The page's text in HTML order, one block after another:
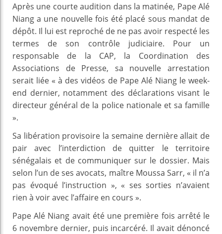
Après une courte audition dans la matinée, Pape Alé
Niang a une nouvelle fois été placé sous mandat de
dépôt. Il lui est reproché de ne pas avoir respecté les
termes de son contrôle judiciaire. Pour un
responsable de la CAP, la Coordination des
Associations de Presse, sa nouvelle arrestation
serait liée « à des vidéos de Pape Alé Niang le week-
end dernier, notamment des déclarations visant le
directeur général de la police nationale et sa famille
».
Sa libération provisoire la semaine dernière allait de
pair avec l’interdiction de quitter le territoire
sénégalais et de communiquer sur le dossier. Mais
selon l’un de ses avocats, maître Moussa Sarr, « il n’a
pas évoqué l’instruction », « ses sorties n’avaient
rien à voir avec l’affaire en cours ».
Pape Alé Niang avait été une première fois arrêté le
6 novembre dernier, puis incarcéré. Il avait dénoncé